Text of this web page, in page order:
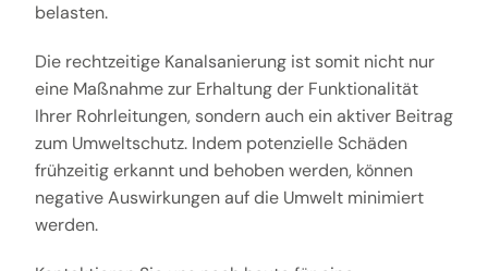
belasten.
Die rechtzeitige Kanalsanierung ist somit nicht nur
eine Maßnahme zur Erhaltung der Funktionalität
Ihrer Rohrleitungen, sondern auch ein aktiver Beitrag
zum Umweltschutz. Indem potenzielle Schäden
frühzeitig erkannt und behoben werden, können
negative Auswirkungen auf die Umwelt minimiert
werden.